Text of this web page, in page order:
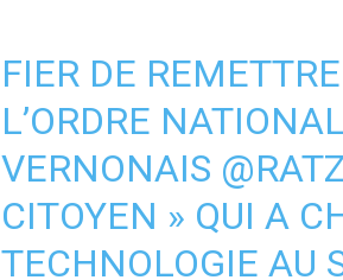
FIER DE
L’ORDRE
VERNONAIS
CITOYEN » QUI A
TECHNOLOGIE AU